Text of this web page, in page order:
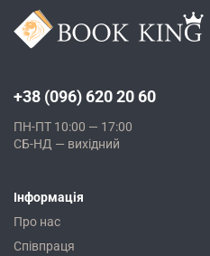
+38 (096) 620 20 60
ПН-ПТ 10:00 — 17:00
СБ-НД — вихідний
Інформація
Про нас
Співпраця